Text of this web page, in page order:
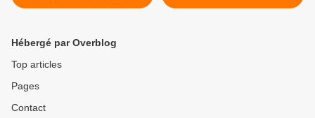
Hébergé par Overblog
Top articles
Pages
Contact